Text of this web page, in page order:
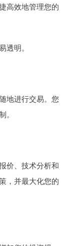
高效地管理您的
明。
地进行交易。您
价、技术分析和
，并最大化您的